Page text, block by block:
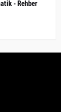
- Rehber